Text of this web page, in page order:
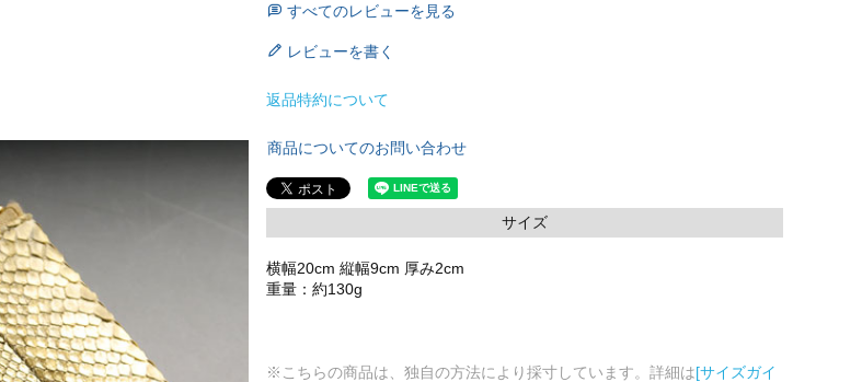
すべてのレビューを見る
レビューを書く
返品特約について
商品についてのお問い合わせ
サイズ
横幅20cm 縦幅9cm 厚み2cm
重量：約130g
※こちらの商品は、独自の方法により採寸しています。詳細は[サイズガイ